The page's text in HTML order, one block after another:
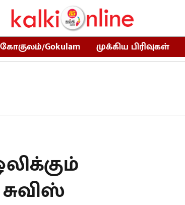
கோகுலம்/Gokulam முக்கிய பிரிவுகள்